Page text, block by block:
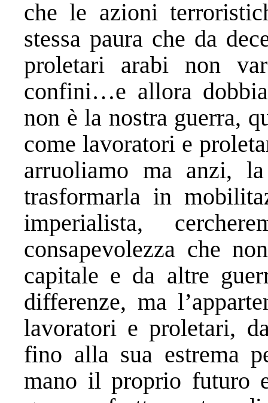
che le azioni
stessa paura che da
proletari arabi non
confini…e allora
non è la nostra guerra,
come lavoratori e
arruoliamo ma anzi,
trasformarla in
imperialista,
consapevolezza che
capitale e da altre
differenze, ma
lavoratori e proletari,
fino alla sua estrema
mano il proprio futuro